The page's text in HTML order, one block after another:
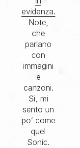
evidenza.
Note,
che
parlano
con
immagini
e
canzoni.
Si, mi
sento un
po’ come
quel
Sonic.